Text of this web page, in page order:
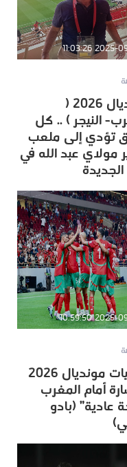
2025-09-06
مونديال 2026 (
النيجر ) .. كل
تؤدي إلى ملعب
مولاي عبد الله في
2025-09-06
تصفيات مونديال 2026
أمام المغرب
عادية” (بادو